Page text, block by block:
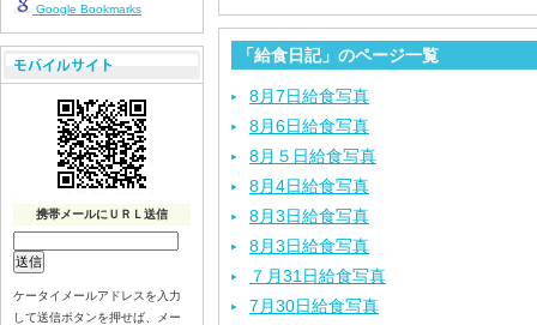
「給食日記」のページ一覧
8月7日給食写真
8月6日給食写真
8月５日給食写真
8月4日給食写真
8月3日給食写真
8月3日給食写真
７月31日給食写真
7月30日給食写真
Google Bookmarks
携帯メールにＵＲＬ送信
ケータイメールアドレスを入力
して送信ボタンを押せば、メー